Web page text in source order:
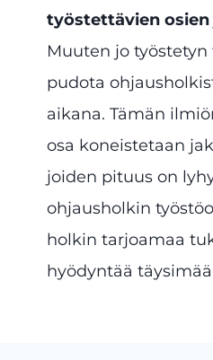
työstettävien
Muuten jo työstetyn
pudota
aikana. Tämän
osa koneistetaan
joiden pituus on
ohjausholkin
holkin tarjoamaa
hyödyntää